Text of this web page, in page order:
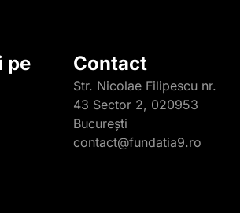
pe Contact
Str. Nicolae Filipescu nr.
43 Sector 2, 020953
București
contact@fundatia9.ro